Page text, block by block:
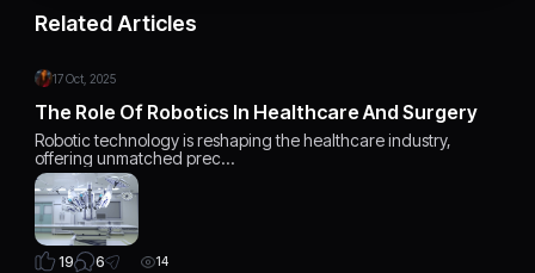
Related Articles
17 Oct, 2025
The Role Of Robotics In Healthcare And Surgery
Robotic technology is reshaping the healthcare industry,
offering unmatched prec…
19 6 14